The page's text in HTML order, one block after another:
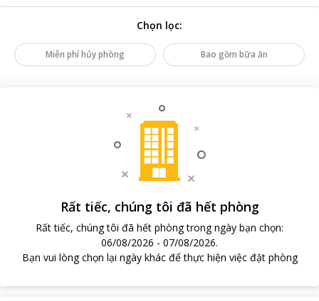
Chọn lọc:
Miễn phí hủy phòng Bao gồm bữa ăn
Rất tiếc, chúng tôi đã hết phòng
Rất tiếc, chúng tôi đã hết phòng trong ngày bạn chọn:
06/08/2026 - 07/08/2026.
Bạn vui lòng chọn lại ngày khác để thực hiện việc đặt phòng